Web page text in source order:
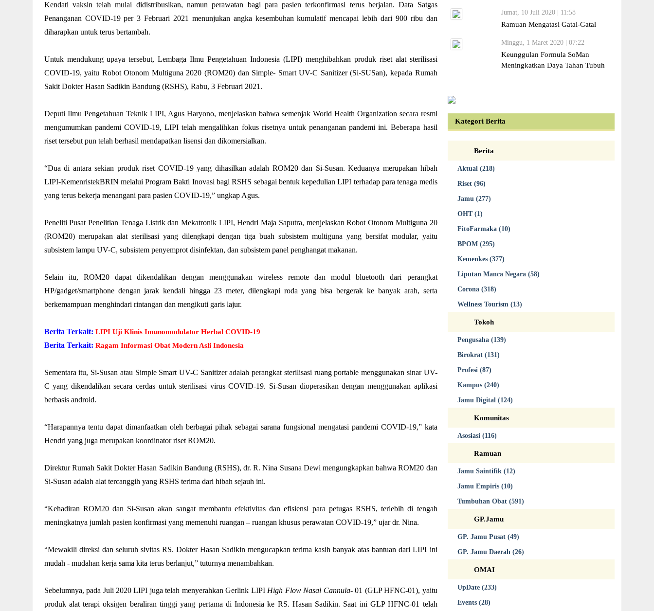
Kendati vaksin telah mulai didistribusikan, namun perawatan bagi para pasien terkonfirmasi terus berjalan. Data Satgas
Penanganan COVID-19 per 3 Februari 2021 menunjukan angka kesembuhan kumulatif mencapai lebih dari 900 ribu dan
diharapkan untuk terus bertambah.
Untuk mendukung upaya tersebut, Lembaga Ilmu Pengetahuan Indonesia (LIPI) menghibahkan produk riset alat sterilisasi
COVID-19, yaitu Robot Otonom Multiguna 2020 (ROM20) dan Simple- Smart UV-C Sanitizer (Si-SUSan), kepada Rumah
Sakit Dokter Hasan Sadikin Bandung (RSHS), Rabu, 3 Februari 2021.
Deputi Ilmu Pengetahuan Teknik LIPI, Agus Haryono, menjelaskan bahwa semenjak World Health Organization secara resmi
mengumumkan pandemi COVID-19, LIPI telah mengalihkan fokus risetnya untuk penanganan pandemi ini. Beberapa hasil
riset tersebut pun telah berhasil mendapatkan lisensi dan dikomersialkan.
“Dua di antara sekian produk riset COVID-19 yang dihasilkan adalah ROM20 dan Si-Susan. Keduanya merupakan hibah
LIPI-KemenristekBRIN melalui Program Bakti Inovasi bagi RSHS sebagai bentuk kepedulian LIPI terhadap para tenaga medis
yang terus bekerja menangani para pasien COVID-19,” ungkap Agus.
Peneliti Pusat Penelitian Tenaga Listrik dan Mekatronik LIPI, Hendri Maja Saputra, menjelaskan Robot Otonom Multiguna 20
(ROM20) merupakan alat sterilisasi yang dilengkapi dengan tiga buah subsistem multiguna yang bersifat modular, yaitu
subsistem lampu UV-C, subsistem penyemprot disinfektan, dan subsistem panel penghangat makanan.
Selain itu, ROM20 dapat dikendalikan dengan menggunakan wireless remote dan modul bluetooth dari perangkat
HP/gadget/smartphone dengan jarak kendali hingga 23 meter, dilengkapi roda yang bisa bergerak ke banyak arah, serta
berkemampuan menghindari rintangan dan mengikuti garis lajur.
Berita Terkait: LIPI Uji Klinis Imunomodulator Herbal COVID-19
Berita Terkait: Ragam Informasi Obat Modern Asli Indonesia
Sementara itu, Si-Susan atau Simple Smart UV-C Sanitizer adalah perangkat sterilisasi ruang portable menggunakan sinar UV-
C yang dikendalikan secara cerdas untuk sterilisasi virus COVID-19. Si-Susan dioperasikan dengan menggunakan aplikasi
berbasis android.
“Harapannya tentu dapat dimanfaatkan oleh berbagai pihak sebagai sarana fungsional mengatasi pandemi COVID-19,” kata
Hendri yang juga merupakan koordinator riset ROM20.
Direktur Rumah Sakit Dokter Hasan Sadikin Bandung (RSHS), dr. R. Nina Susana Dewi mengungkapkan bahwa ROM20 dan
Si-Susan adalah alat tercanggih yang RSHS terima dari hibah sejauh ini.
“Kehadiran ROM20 dan Si-Susan akan sangat membantu efektivitas dan efisiensi para petugas RSHS, terlebih di tengah
meningkatnya jumlah pasien konfirmasi yang memenuhi ruangan – ruangan khusus perawatan COVID-19,” ujar dr. Nina.
“Mewakili direksi dan seluruh sivitas RS. Dokter Hasan Sadikin mengucapkan terima kasih banyak atas bantuan dari LIPI ini
mudah - mudahan kerja sama kita terus berlanjut,” tuturnya menambahkan.
Sebelumnya, pada Juli 2020 LIPI juga telah menyerahkan Gerlink LIPIHigh Flow Nasal Cannula- 01 (GLP HFNC-01), yaitu
produk alat terapi oksigen beraliran tinggi yang pertama di Indonesia ke RS. Hasan Sadikin. Saat ini GLP HFNC-01 telah
Jumat, 10 Juli 2020 | 11:58
Ramuan Mengatasi Gatal-Gatal
Minggu, 1 Maret 2020 | 07:22
Keunggulan Formula SoMan
Meningkatkan Daya Tahan Tubuh
Kategori Berita
Berita
Aktual (218)
Riset (96)
Jamu (277)
OHT (1)
FitoFarmaka (10)
BPOM (295)
Kemenkes (377)
Liputan Manca Negara (58)
Corona (318)
Wellness Tourism (13)
Tokoh
Pengusaha (139)
Birokrat (131)
Profesi (87)
Kampus (240)
Jamu Digital (124)
Komunitas
Asosiasi (116)
Ramuan
Jamu Saintifik (12)
Jamu Empiris (10)
Tumbuhan Obat (591)
GP.Jamu
GP. Jamu Pusat (49)
GP. Jamu Daerah (26)
OMAI
UpDate (233)
Events (28)